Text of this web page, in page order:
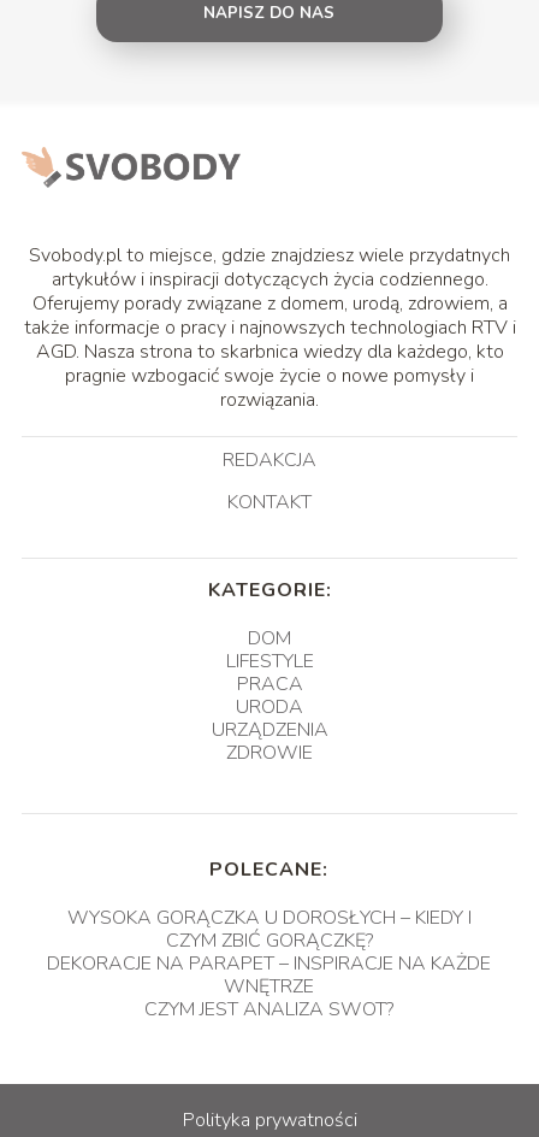
NAPISZ DO NAS
Svobody.pl to miejsce, gdzie znajdziesz wiele przydatnych
artykułów i inspiracji dotyczących życia codziennego.
Oferujemy porady związane z domem, urodą, zdrowiem, a
także informacje o pracy i najnowszych technologiach RTV i
AGD. Nasza strona to skarbnica wiedzy dla każdego, kto
pragnie wzbogacić swoje życie o nowe pomysły i
rozwiązania.
REDAKCJA
KONTAKT
KATEGORIE:
DOM
LIFESTYLE
PRACA
URODA
URZĄDZENIA
ZDROWIE
POLECANE:
WYSOKA GORĄCZKA U DOROSŁYCH – KIEDY I
CZYM ZBIĆ GORĄCZKĘ?
DEKORACJE NA PARAPET – INSPIRACJE NA KAŻDE
WNĘTRZE
CZYM JEST ANALIZA SWOT?
Polityka prywatności